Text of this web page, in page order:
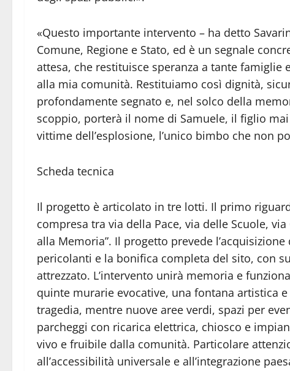
«Questo importante intervento – ha detto
Comune, Regione e Stato, ed è un segnale
attesa, che restituisce speranza a tante
alla mia comunità. Restituiamo così dignità,
profondamente segnato e, nel solco della
scoppio, porterà il nome di Samuele, il figlio
vittime dell’esplosione, l’unico bimbo che non
Scheda tecnica
Il progetto è articolato in tre lotti. Il primo
compresa tra via della Pace, via delle Scuole,
alla Memoria”. Il progetto prevede
pericolanti e la bonifica completa del sito, con
attrezzato. L’intervento unirà memoria e
quinte murarie evocative, una fontana artistica
tragedia, mentre nuove aree verdi, spazi per
parcheggi con ricarica elettrica, chiosco e
vivo e fruibile dalla comunità. Particolare
all’accessibilità universale e all’integrazione